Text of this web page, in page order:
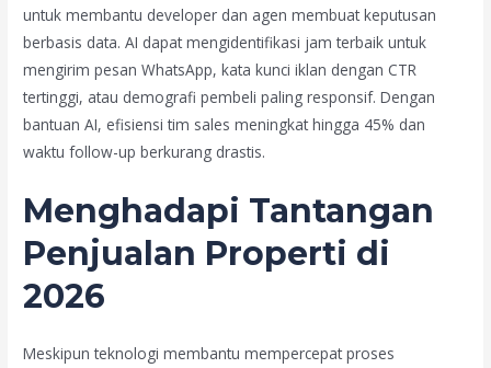
untuk membantu developer dan agen membuat keputusan
berbasis data. AI dapat mengidentifikasi jam terbaik untuk
mengirim pesan WhatsApp, kata kunci iklan dengan CTR
tertinggi, atau demografi pembeli paling responsif. Dengan
bantuan AI, efisiensi tim sales meningkat hingga 45% dan
waktu follow-up berkurang drastis.
Menghadapi Tantangan
Penjualan Properti di
2026
Meskipun teknologi membantu mempercepat proses